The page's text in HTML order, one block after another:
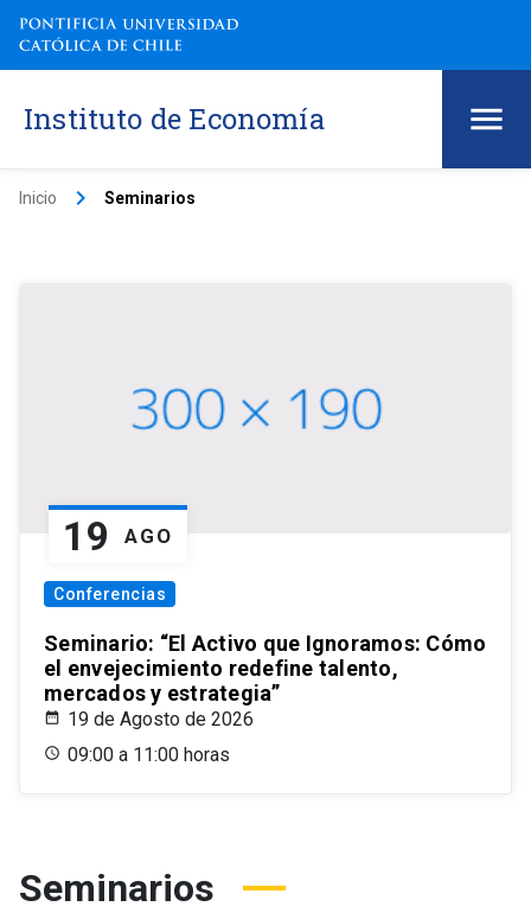
Instituto de Economía
Inicio keyboard_arrow_right Seminarios
19 AGO
Conferencias
Seminario: “El Activo que Ignoramos: Cómo
el envejecimiento redefine talento,
mercados y estrategia”
19 de Agosto de 2026
09:00 a 11:00 horas
Seminarios